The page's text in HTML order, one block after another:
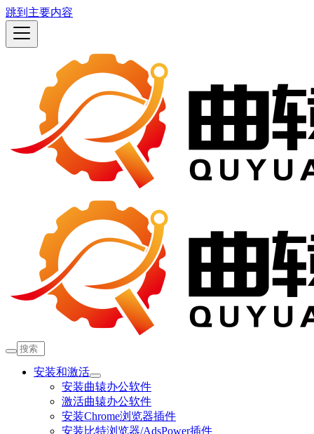
跳到主要内容
安装和激活
安装曲辕办公软件
激活曲辕办公软件
安装Chrome浏览器插件
安装比特浏览器/AdsPower插件